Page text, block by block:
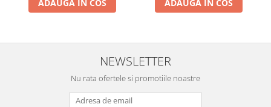
ADAUGA IN COS ADAUGA IN COS
NEWSLETTER
Nu rata ofertele si promotiile noastre